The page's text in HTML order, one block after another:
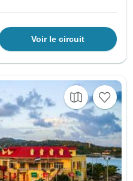
Voir le circuit